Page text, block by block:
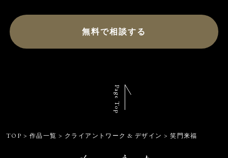
無料で相談する
Page Top
TOP > 作品一覧 > クライアントワーク & デザイン >笑門来福